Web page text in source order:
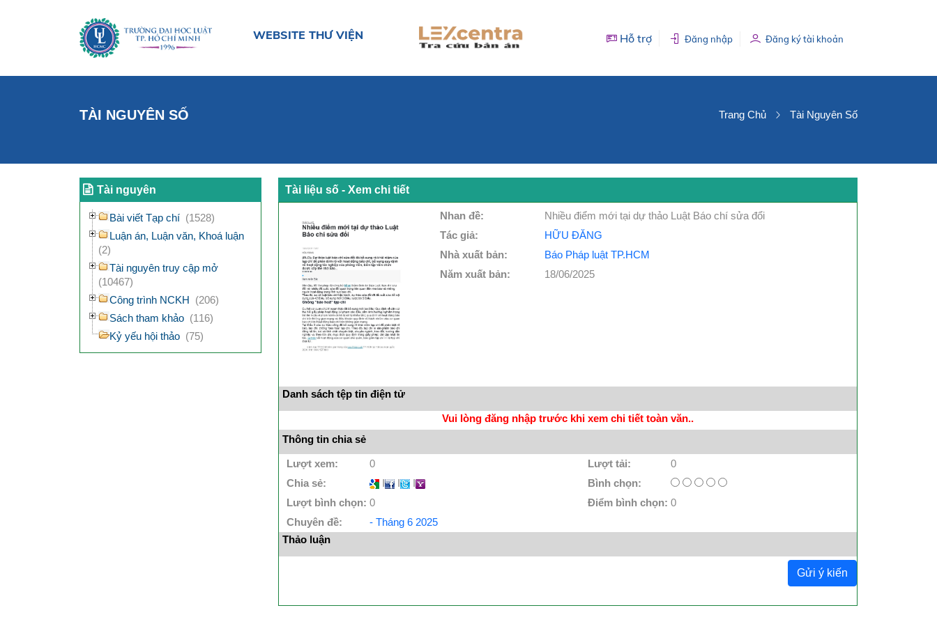
WEBSITE THƯ VIỆN Hỗ trợ Đăng nhập Đăng ký tài khoản
TÀI NGUYÊN SỐ Trang Chủ Tài Nguyên Số
Tài nguyên
Bài viết Tạp chí (1528)
Luận án, Luận văn, Khoá luận
(2)
Tài nguyên truy cập mở
(10467)
Công trình NCKH (206)
Sách tham khảo (116)
Kỷ yếu hội thảo (75)
Tài liệu số - Xem chi tiết
Nhan đề:
Nhiều điểm mới tại dự thảo Luật Báo chí sửa đổi
Tác giả:
HỮU ĐĂNG
Nhà xuất bản:
Báo Pháp luật TP.HCM
Năm xuất bản:
18/06/2025
Danh sách tệp tin điện tử
Vui lòng đăng nhập trước khi xem chi tiết toàn văn..
Thông tin chia sẻ
Lượt xem: 0 Lượt tải:
0
Chia sẻ:
I I I
Bình chọn:
Lượt bình chọn: 0 Điểm bình chọn: 0
Chuyên đề:
- Tháng 6 2025
Thảo luận
Gửi ý kiến